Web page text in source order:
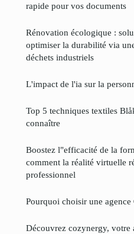
rapide pour vos documents
Rénovation écologique :
optimiser la durabilité via
déchets industriels
L'impact de l'ia sur la
Top 5 techniques textiles
connaître
Boostez l"efficacité de la
comment la réalité virtuelle
professionnel
Pourquoi choisir une
Découvrez cozynergy,